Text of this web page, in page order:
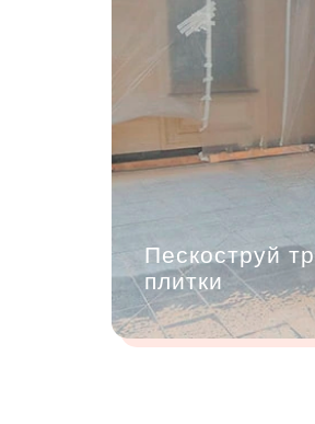
Пескоструй
плитки